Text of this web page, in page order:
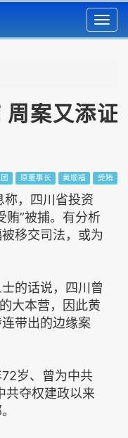
周案又添证
原董事长 黄顺福 受贿
，四川省投资
贿”被捕。有分析
移交司法，或为
的话说，四川曾
大本营，因此黄
带出的边缘案
岁、曾为中共
共夺权建政以来